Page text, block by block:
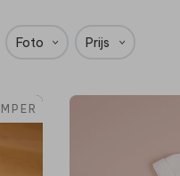
Foto
Prijs